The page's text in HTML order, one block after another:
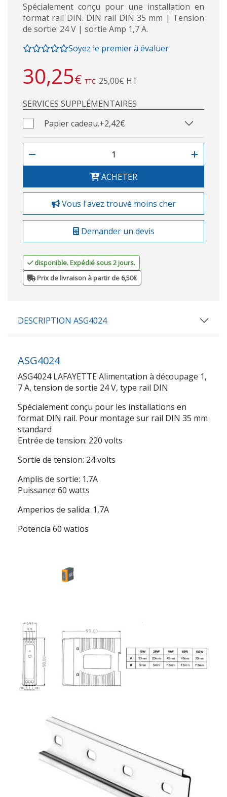
Spécialement conçu pour une installation en
format rail DIN. DIN rail DIN 35 mm | Tension
de sortie: 24 V | sortie Amp 1,7 A.
Soyez le premier à évaluer
30,25€ TTC 25,00€ HT
SERVICES SUPPLÉMENTAIRES
Papier cadeau.+2,42€
ACHETER
Vous l'avez trouvé moins cher
Demander un devis
disponible. Expédié sous 2 jours.
Prix de livraison à partir de 6,50€
DESCRIPTION ASG4024
ASG4024
ASG4024 LAFAYETTE Alimentation à découpage 1,
7 A, tension de sortie 24 V, type rail DIN
Spécialement conçu pour les installations en
format DIN rail. Pour montage sur rail DIN 35 mm
standard
Entrée de tension: 220 volts
Sortie de tension: 24 volts
Amplis de sortie: 1.7A
Puissance 60 watts
Amperios de salida: 1,7A
Potencia 60 watios